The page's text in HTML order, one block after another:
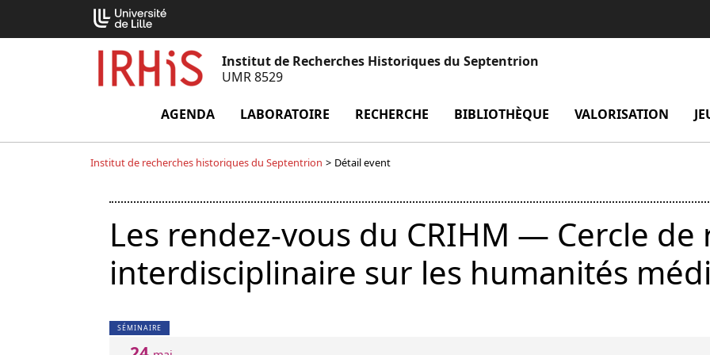
contenu
Institut de Recherches Historiques du Septentrion
UMR 8529
AGENDA LABORATOIRE menu Laboratoire
RECHERCHE menu Recherche
BIBLIOTHÈQUE menu Bibliothèque
VALORISATION
Institut de recherches historiques du Septentrion > Détail event
Les rendez-vous du CRIHM — Cercle de
interdisciplinaire sur les humanités
SÉMINAIRE
Cookies management panel